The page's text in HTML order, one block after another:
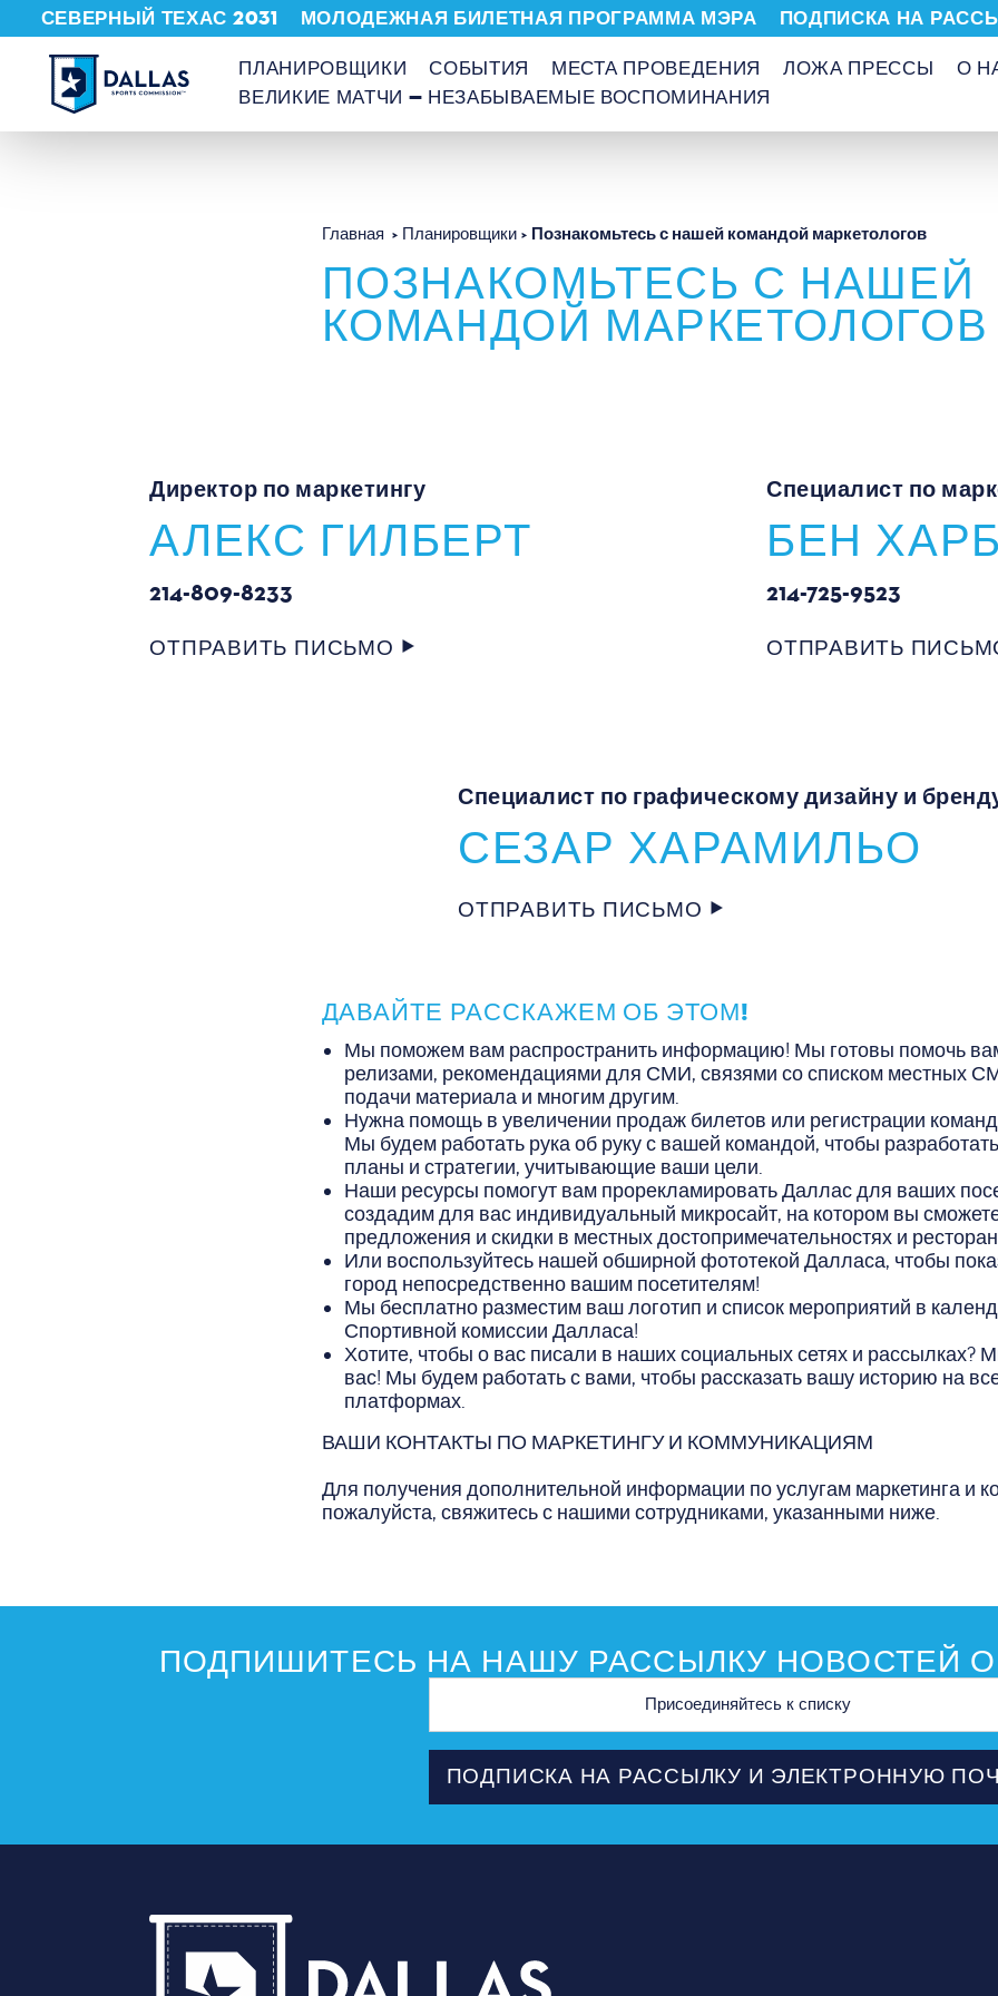
Перейти к содержанию
ПЛАНИРОВЩИКИ СОБЫТИЯ МЕСТА ПРОВЕДЕНИЯ ЛОЖА ПРЕССЫ
О
ВЕЛИКИЕ МАТЧИ — НЕЗАБЫВАЕМЫЕ ВОСПОМИНАНИЯ
СЕВЕРНЫЙ ТЕХАС 2031 МОЛОДЕЖНАЯ БИЛЕТНАЯ ПРОГРАММА МЭРА ПОДПИСКА НА
Главная Планировщики Познакомьтесь с нашей командой маркетологов
ПОЗНАКОМЬТЕСЬ С НАШЕЙ
КОМАНДОЙ МАРКЕТОЛОГОВ
Директор по маркетингу
АЛЕКС ГИЛБЕРТ
214-809-8233
ОТПРАВИТЬ ПИСЬМО
Специалист по
БЕН
214-725-9523
ОТПРАВИТЬ
Специалист по графическому дизайну и
СЕЗАР ХАРАМИЛЬО
ОТПРАВИТЬ ПИСЬМО
ДАВАЙТЕ РАССКАЖЕМ ОБ ЭТОМ!
Мы поможем вам распространить информацию! Мы готовы помочь
релизами, рекомендациями для СМИ, связями со списком местных
подачи материала и многим другим.
Нужна помощь в увеличении продаж билетов или регистрации
Мы будем работать рука об руку с вашей командой, чтобы
планы и стратегии, учитывающие ваши цели.
Наши ресурсы помогут вам прорекламировать Даллас для ваших
создадим для вас индивидуальный микросайт, на котором вы
предложения и скидки в местных достопримечательностях и
Или воспользуйтесь нашей обширной фототекой Далласа, чтобы
город непосредственно вашим посетителям!
Мы бесплатно разместим ваш логотип и список мероприятий в
Спортивной комиссии Далласа!
Хотите, чтобы о вас писали в наших социальных сетях и рассылках?
вас! Мы будем работать с вами, чтобы рассказать вашу историю на
платформах.
ВАШИ КОНТАКТЫ ПО МАРКЕТИНГУ И КОММУНИКАЦИЯМ
Для получения дополнительной информации по услугам маркетинга и
пожалуйста, свяжитесь с нашими сотрудниками, указанными ниже.
ПОДПИШИТЕСЬ НА НАШУ РАССЫЛКУ НОВОСТЕЙ
Адрес
ПОДПИСКА НА РАССЫЛКУ И ЭЛЕКТРОННУЮ